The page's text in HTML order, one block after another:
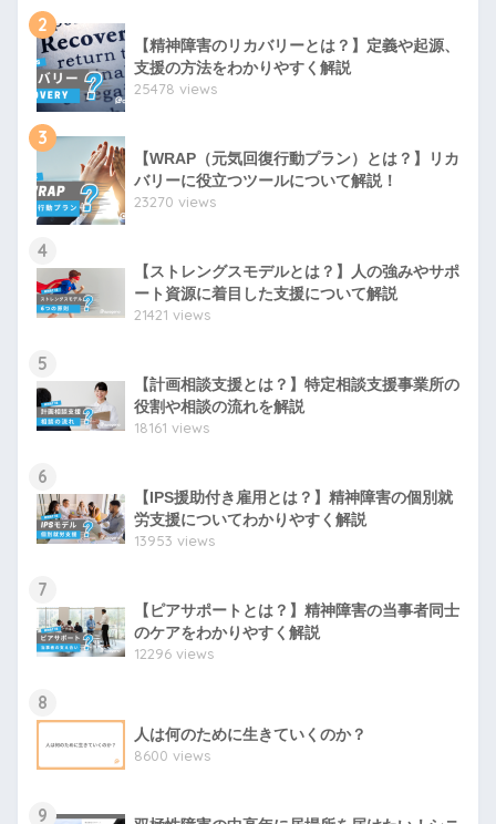
2
【精神障害のリカバリーとは？】定義や起源、
支援の方法をわかりやすく解説
25478 views
3
【WRAP（元気回復行動プラン）とは？】リカ
バリーに役立つツールについて解説！
23270 views
4
【ストレングスモデルとは？】人の強みやサポ
ート資源に着目した支援について解説
21421 views
5
【計画相談支援とは？】特定相談支援事業所の
役割や相談の流れを解説
18161 views
6
【IPS援助付き雇用とは？】精神障害の個別就
労支援についてわかりやすく解説
13953 views
7
【ピアサポートとは？】精神障害の当事者同士
のケアをわかりやすく解説
12296 views
8
人は何のために生きていくのか？
8600 views
9